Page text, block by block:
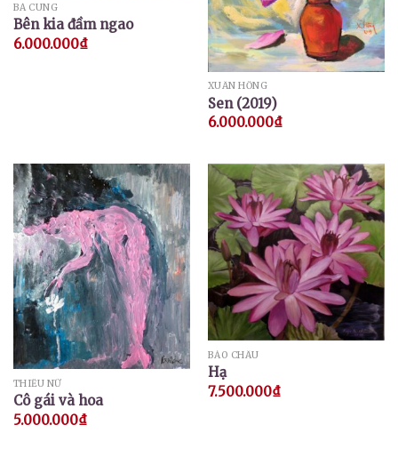
BÁ CUNG
Bên kia đầm ngao
6.000.000₫
XUÂN HỒNG
Sen (2019)
6.000.000₫
THIẾU NỮ
Cô gái và hoa
5.000.000₫
BẢO CHÂU
Hạ
7.500.000₫